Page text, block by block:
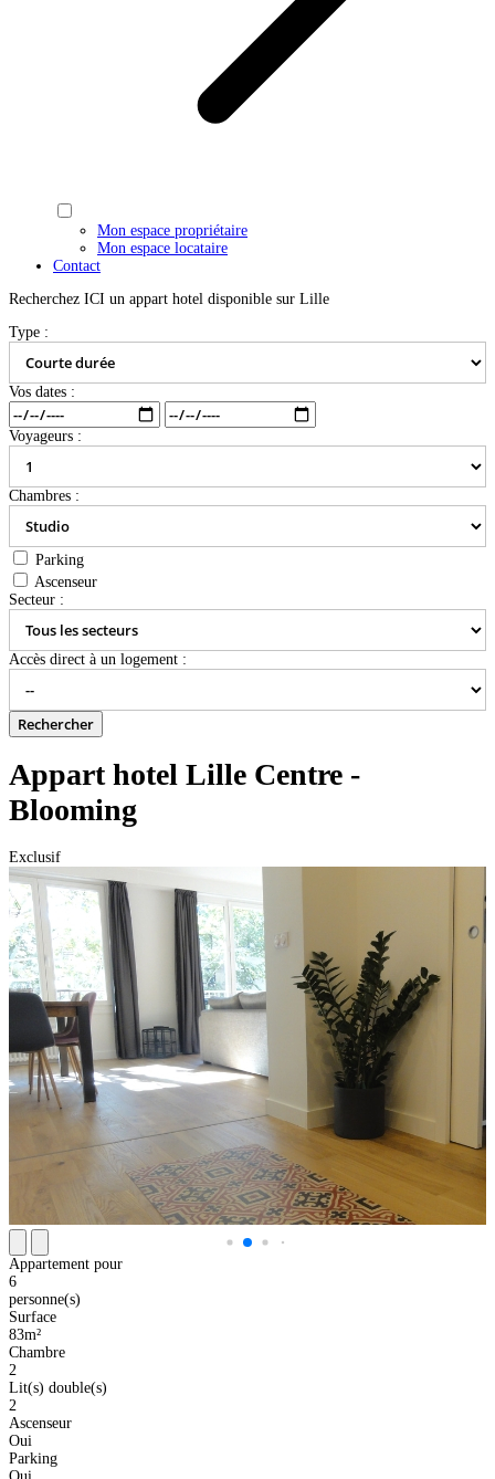
Mon espace propriétaire
Mon espace locataire
Contact
Recherchez ICI un appart hotel disponible sur Lille
Type :
Vos dates :
Voyageurs :
Chambres :
Parking
Ascenseur
Secteur :
Accès direct à un logement :
Appart hotel Lille Centre -
Blooming
Exclusif
Appartement pour
6
personne(s)
Surface
83m²
Chambre
2
Lit(s) double(s)
2
Ascenseur
Oui
Parking